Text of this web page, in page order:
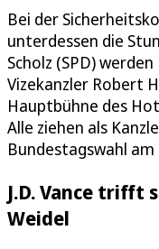
Bei der
unterdessen die
Scholz (SPD)
Vizekanzler Robert
Hauptbühne des
Alle ziehen als
Bundestagswahl am
J.D. Vance trifft
Weidel